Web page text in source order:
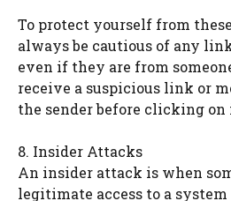
To protect yourself from
always be cautious of any
even if they are from
receive a suspicious link or
the sender before clicking on
8. Insider Attacks
An insider attack is when
legitimate access to a